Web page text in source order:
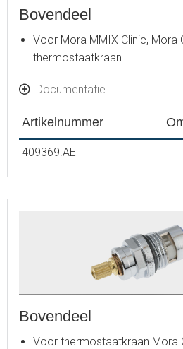
Bovendeel
Voor Mora MMIX Clinic, Mora
thermostaatkraan
Documentatie
Artikelnummer
409369.AE
Bovendeel
Voor thermostaatkraan Mora